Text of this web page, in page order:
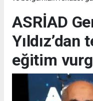
ASRİAD
eğitim